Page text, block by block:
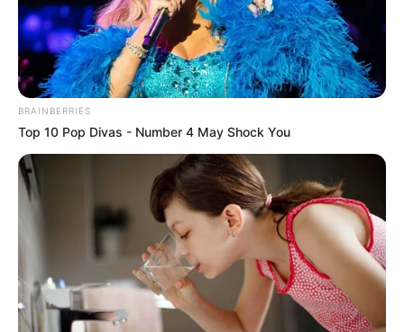
BRAINBERRIES
Top 10 Pop Divas - Number 4 May Shock You